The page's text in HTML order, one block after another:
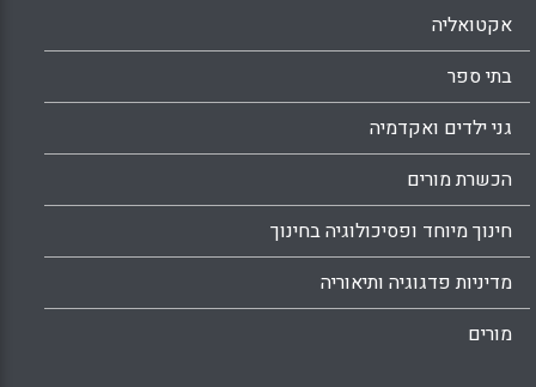
אקטואליה
בתי ספר
גני ילדים ואקדמיה
הכשרת מורים
חינוך מיוחד ופסיכולוגיה בחינוך
מדיניות פדגוגיה ותיאוריה
מורים